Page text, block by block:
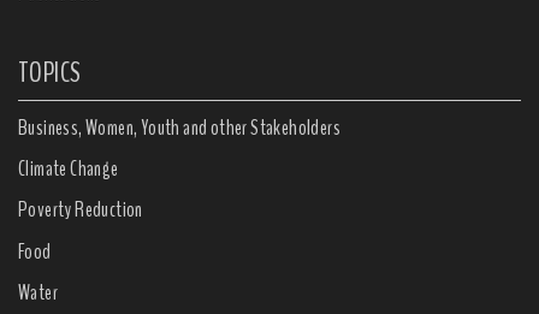
TOPICS
Business, Women, Youth and other Stakeholders
Climate Change
Poverty Reduction
Food
Water